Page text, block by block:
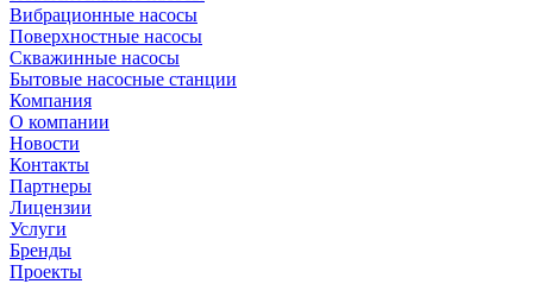
Вибрационные насосы
Поверхностные насосы
Скважинные насосы
Бытовые насосные станции
Компания
О компании
Новости
Контакты
Партнеры
Лицензии
Услуги
Бренды
Проекты